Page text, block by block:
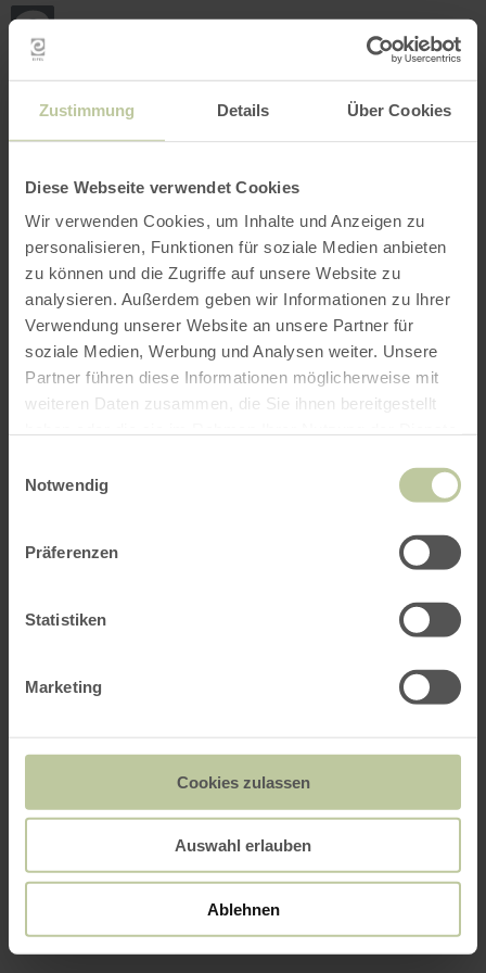
Zustimmung Details Über Cookies
Diese Webseite verwendet Cookies
Wir verwenden Cookies, um Inhalte und Anzeigen zu
personalisieren, Funktionen für soziale Medien anbieten
zu können und die Zugriffe auf unsere Website zu
analysieren. Außerdem geben wir Informationen zu Ihrer
Verwendung unserer Website an unsere Partner für
soziale Medien, Werbung und Analysen weiter. Unsere
Partner führen diese Informationen möglicherweise mit
weiteren Daten zusammen, die Sie ihnen bereitgestellt
Notwendig
Präferenzen
Statistiken
Marketing
Cookies zulassen
Auswahl erlauben
Ablehnen
Skip to main content
Skip to main navigation
Back
to
home
page
SEARCH MENU
The leisure activities listed below have been
posted on the Regiondo booking platform by the
The provider Felsenland Südeifel Tourismus
GmbH is solely responsible for the content.